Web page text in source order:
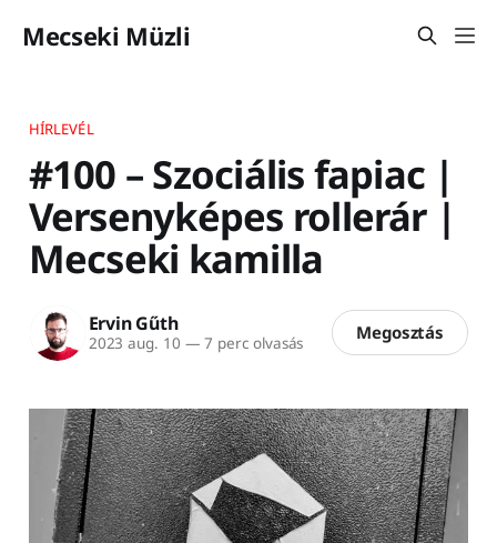
Mecseki Müzli
HÍRLEVÉL
#100 – Szociális fapiac |
Versenyképes rollerár |
Mecseki kamilla
Ervin Gűth
2023 aug. 10 — 7 perc olvasás Megosztás